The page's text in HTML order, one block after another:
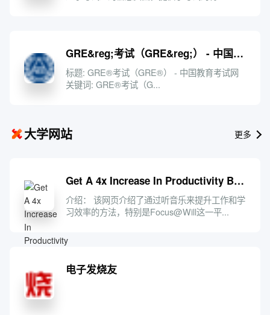
GRE&reg;考试（GRE&reg;） - 中国教育考试网
标题: GRE®考试（GRE®） - 中国教育考试网
关键词: GRE®考试（G...
大学网站 更多
Get A 4x Increase In Productivity By Listening To Music | Focus@Will
介绍： 该网页介绍了通过听音乐来提升工作和学
习效率的方法，特别是Focus@Will这一平...
电子发烧友